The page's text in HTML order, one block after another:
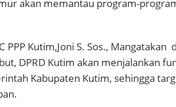
akan memantau program-
PPP Kutim,Joni S. Sos.,
DPRD Kutim akan menjalankan
Kabupaten Kutim, sehingga